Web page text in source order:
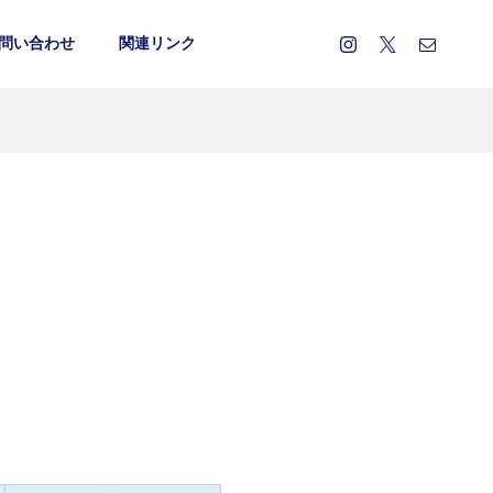
い合わせ 関連リンク